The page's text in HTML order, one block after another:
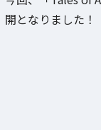
開となりました！